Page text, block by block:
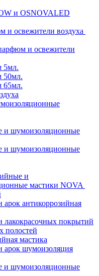
и OSNOVALED
освежители воздуха
и освежители
5мл.
50мл.
65мл.
и шумоизоляционные
и шумоизоляционные
и
мастики NOVA
антикоррозийная
лакокрасочных покрытий
полостей
мастика
арок шумоизоляция
и шумоизоляционные